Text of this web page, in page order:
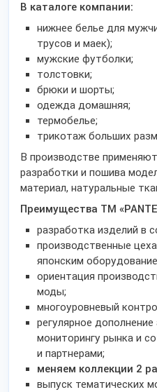
В каталоге компании:
нижнее белье для
трусов и маек);
мужские футболки;
толстовки;
брюки и шорты;
одежда домашняя;
термобелье;
трикотаж больших
В производстве
разработки и пошива
материал, натуральные
Преимущества ТМ
разработка изделий в
производственные
японским
ориентация
моды;
многоуровневый
регулярное
мониторингу рынка и
и партнерами;
меняем коллекции 2
выпуск тематических